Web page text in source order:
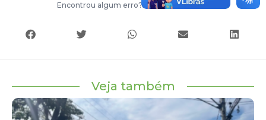
Encontrou algum erro? Entre em contato
Veja também